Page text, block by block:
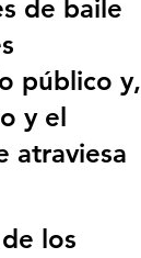
de baile
público y,
y el
atraviesa
los